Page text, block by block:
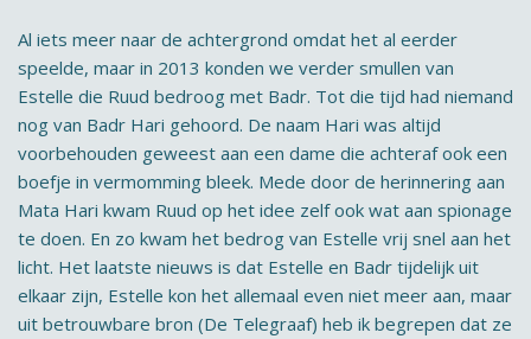
Al iets meer naar de achtergrond omdat het al eerder
speelde, maar in 2013 konden we verder smullen van
Estelle die Ruud bedroog met Badr. Tot die tijd had niemand
nog van Badr Hari gehoord. De naam Hari was altijd
voorbehouden geweest aan een dame die achteraf ook een
boefje in vermomming bleek. Mede door de herinnering aan
Mata Hari kwam Ruud op het idee zelf ook wat aan spionage
te doen. En zo kwam het bedrog van Estelle vrij snel aan het
licht. Het laatste nieuws is dat Estelle en Badr tijdelijk uit
elkaar zijn, Estelle kon het allemaal even niet meer aan, maar
uit betrouwbare bron (De Telegraaf) heb ik begrepen dat ze